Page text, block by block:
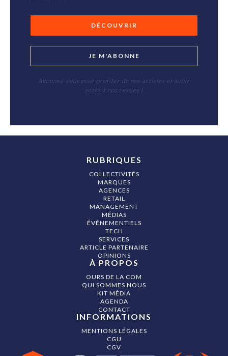
DÉCOUVRIR
JE M'ABONNE
Abonnez-vous pour profiter de nos articles et avoir
accès à nos revues !
RUBRIQUES
COLLECTIVITÉS
MARQUES
AGENCES
RETAIL
MANAGEMENT
MÉDIAS
ÉVÉNEMENTIELS
TECH
SERVICES
ARTICLE PARTENAIRE
OPINIONS
À PROPOS
OURS DE LA COM
QUI SOMMES NOUS
KIT MÉDIA
AGENDA
CONTACT
INFORMATIONS
MENTIONS LÉGALES
CGU
CGV